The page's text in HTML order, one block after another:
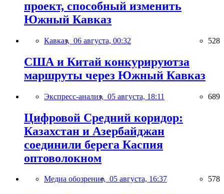
проект, способный изменить
Южный Кавказ
Кавказ, 06 августа, 00:32 528
США и Китай конкурируютза
маршруты через Южный Кавказ
Экспресс-анализ, 05 августа, 18:11 689
Цифровой Средний коридор:
Казахстан и Азербайджан
соединили берега Каспия
оптоволокном
Медиа обозрение, 05 августа, 16:37 578